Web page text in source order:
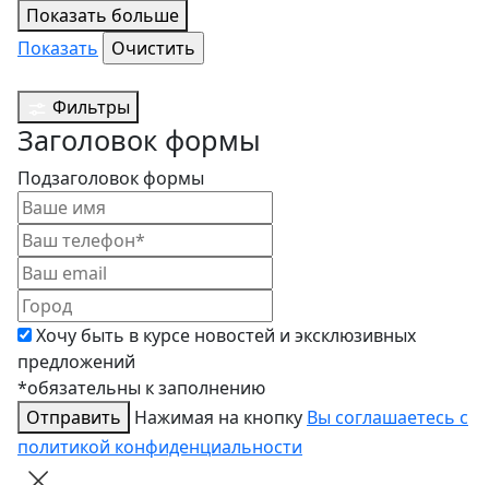
Показать больше
Показать
Фильтры
Заголовок формы
Подзаголовок формы
Хочу быть в курсе новостей и эксклюзивных
предложений
*обязательны к заполнению
Отправить
Нажимая на кнопку Вы соглашаетесь с
политикой конфиденциальности